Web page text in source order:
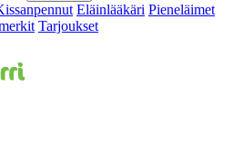
Eläinlääkäri Pieneläimet
Tarjoukset